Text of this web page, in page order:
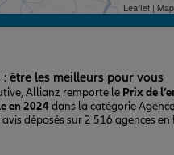
Leaflet|
: être les meilleurs pour vous
Allianz remporte le Prix de
en 2024dans la catégorie
déposés sur 2 516 agences en